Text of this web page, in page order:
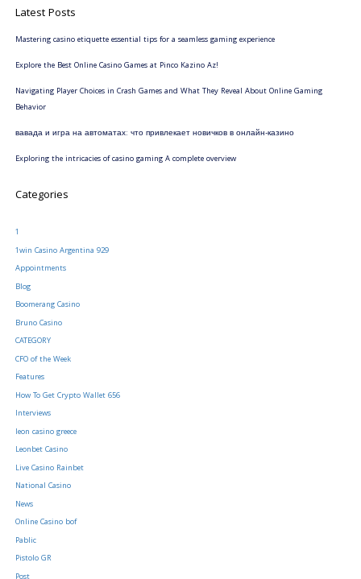
Latest Posts
Mastering casino etiquette essential tips for a seamless gaming experience
Explore the Best Online Casino Games at Pinco Kazino Az!
Navigating Player Choices in Crash Games and What They Reveal About Online Gaming
Behavior
вавада и игра на автоматах: что привлекает новичков в онлайн-казино
Exploring the intricacies of casino gaming A complete overview
Categories
1
1win Casino Argentina 929
Appointments
Blog
Boomerang Casino
Bruno Casino
CATEGORY
CFO of the Week
Features
How To Get Crypto Wallet 656
Interviews
leon casino greece
Leonbet Casino
Live Casino Rainbet
National Casino
News
Online Casino bof
Pablic
Pistolo GR